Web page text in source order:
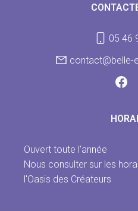
05 46
contact@belle-
Ouvert toute l’année
Nous consulter sur les
l'Oasis des Créateurs